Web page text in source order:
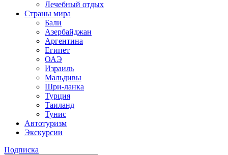
Лечебный отдых
Страны мира
Бали
Азербайджан
Аргентина
Египет
ОАЭ
Израиль
Мальдивы
Шри-ланка
Турция
Таиланд
Тунис
Автотуризм
Экскурсии
Подписка